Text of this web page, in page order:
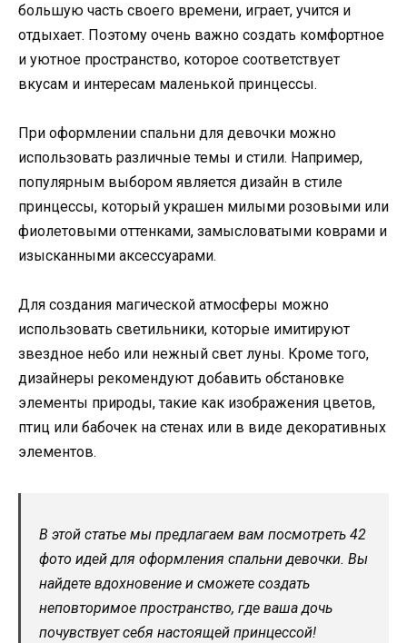
большую часть своего времени, играет, учится и
отдыхает. Поэтому очень важно создать комфортное
и уютное пространство, которое соответствует
вкусам и интересам маленькой принцессы.
При оформлении спальни для девочки можно
использовать различные темы и стили. Например,
популярным выбором является дизайн в стиле
принцессы, который украшен милыми розовыми или
фиолетовыми оттенками, замысловатыми коврами и
изысканными аксессуарами.
Для создания магической атмосферы можно
использовать светильники, которые имитируют
звездное небо или нежный свет луны. Кроме того,
дизайнеры рекомендуют добавить обстановке
элементы природы, такие как изображения цветов,
птиц или бабочек на стенах или в виде декоративных
элементов.
В этой статье мы предлагаем вам посмотреть 42
фото идей для оформления спальни девочки. Вы
найдете вдохновение и сможете создать
неповторимое пространство, где ваша дочь
почувствует себя настоящей принцессой!